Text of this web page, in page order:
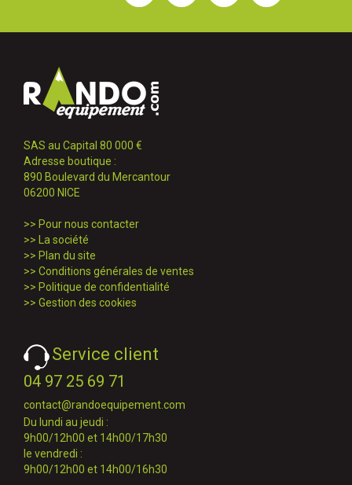
SAS au Capital 80 000 €
Adresse boutique :
890 Boulevard du Mercantour
06200 NICE
>> Pour nous contacter
>>
La société
>> Plan du site
>> Conditions générales de ventes
>> Politique de confidentialité
>> Gestion des cookies
Service client
04 97 25 69 71
contact@randoequipement.com
Du lundi au jeudi :
9h00/12h00 et 14h00/17h30
le vendredi :
9h00/12h00 et 14h00/16h30